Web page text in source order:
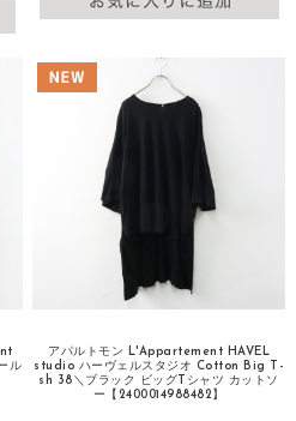
ル
アパルトモン L'Appartement HAVEL
studio ハーヴェルスタジオ Cotton Big T-
sh 38＼ブラック ビッグTシャツ カットソ
ー【2400014988482】